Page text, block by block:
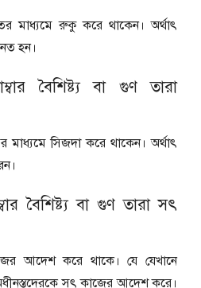
মাধ্যমে রুকু করে থাকেন। অর্থাৎ
হন।
বৈশিষ্ট্য বা গুণ তারা
মাধ্যমে সিজদা করে থাকেন। অর্থাৎ
বৈশিষ্ট্য বা গুণ তারা সৎ
আদেশ করে থাকে। যে যেখানে
সৎ কাজের আদেশ করে।